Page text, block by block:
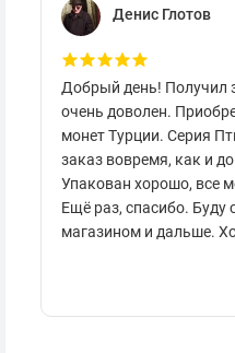
Денис Глотов
Добрый день! Получил
очень доволен.
монет Турции. Серия
заказ вовремя, как и
Упакован хорошо, все
Ещё раз, спасибо. Буду
магазином и дальше.